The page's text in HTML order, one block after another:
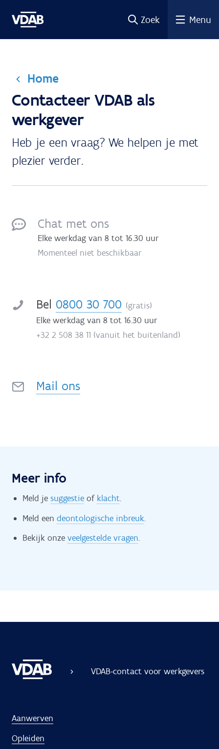
naar
Zoek Menu
Home
Contacteer VDAB als
werkgever
Heb je een vraag? We helpen je met
plezier verder.
Chat met ons
Elke werkdag van 8 tot 16.30 uur
Momenteel niet beschikbaar
Bel 0800 30 700 (gratis)
Elke werkdag van 8 tot 16.30 uur
+32 2 508 38 11 (vanuit het buitenland)
Mail ons
Meer info
Meld je suggestieof klacht.
Meld een deontologische inbreuk.
Bekijk onze veelgestelde vragen.
VDAB-contact voor werkgevers
Aanwerven
Opleiden